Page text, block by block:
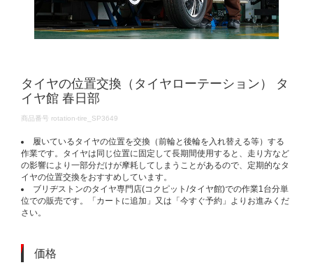
タイヤの位置交換（タイヤローテーション） タ
イヤ館 春日部
DETAILS
商品番号 rotation-tire_SP3649
履いているタイヤの位置を交換（前輪と後輪を入れ替える等）する
作業です。タイヤは同じ位置に固定して長期間使用すると、走り方など
の影響により一部分だけが摩耗してしまうことがあるので、定期的なタ
イヤの位置交換をおすすめしています。
ブリヂストンのタイヤ専門店(コクピット/タイヤ館)での作業1台分単
位での販売です。「カートに追加」又は「今すぐ予約」よりお進みくだ
さい。
価格